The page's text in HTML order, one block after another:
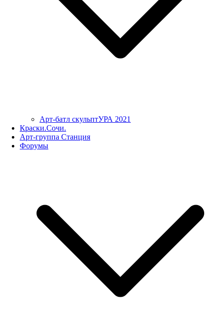
Арт-батл скульптУРА 2021
Краски.Сочи.
Арт-группа Станция
Форумы